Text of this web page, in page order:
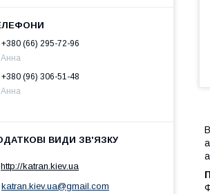
+380 (66) 295-72-96
Анна
+380 (96) 306-51-48
Анна
http://katran.kiev.ua
katran.kiev.ua@gmail.com